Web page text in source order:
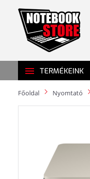
TERMÉKEINK
Főoldal Nyomtató